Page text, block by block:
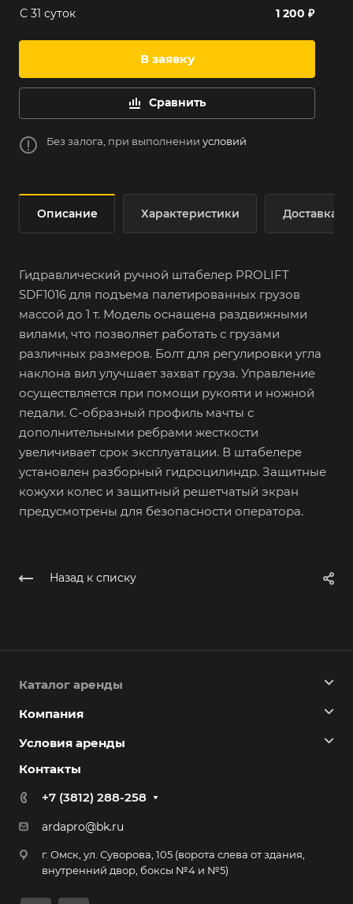
С 31 суток
1 200 ₽
В заявку
Сравнить
Без залога, при выполнении условий
Описание Характеристики Доставка
Гидравлический ручной штабелер PROLIFT
SDF1016 для подъема палетированных грузов
массой до 1 т. Модель оснащена раздвижными
вилами, что позволяет работать с грузами
различных размеров. Болт для регулировки угла
наклона вил улучшает захват груза. Управление
осуществляется при помощи рукояти и ножной
педали. С-образный профиль мачты с
дополнительными ребрами жесткости
увеличивает срок эксплуатации. В штабелере
установлен разборный гидроцилиндр. Защитные
кожухи колес и защитный решетчатый экран
предусмотрены для безопасности оператора.
Назад к списку
Каталог аренды
Компания
Условия аренды
Контакты
+7 (3812) 288-258
ardapro@bk.ru
г. Омск, ул. Суворова, 105 (ворота слева от здания,
внутренний двор, боксы №4 и №5)